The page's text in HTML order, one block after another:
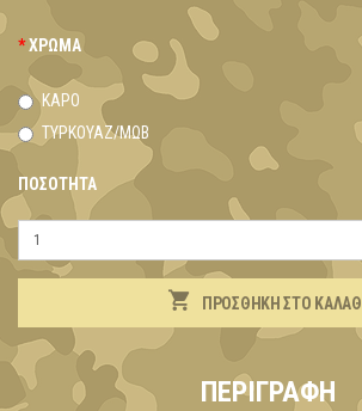
ΧΡΏΜΑ
ΚΑΡΟ
ΤΥΡΚΟΥΑΖ/ΜΩΒ
ΠΟΣΌΤΗΤΑ
ΠΡΟΣΘΉΚΗ ΣΤΟ ΚΑΛΆΘΙ
ΠΕΡΙΓΡΑΦΉ